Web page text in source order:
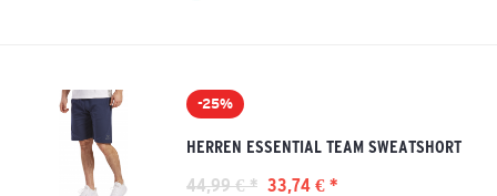
-25%
HERREN ESSENTIAL TEAM SWEATSHORT
44,99 € * 33,74 € *